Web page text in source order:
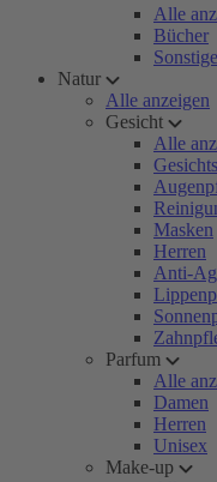
Alle
Bücher
Natur
Alle anzeigen
Gesicht
Alle
Masken
Herren
Anti-
Parfum
Alle
Damen
Herren
Unisex
Make-up